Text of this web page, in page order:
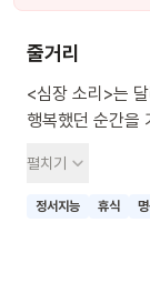
줄거리
<심장 소리>는
행복했던 순간을
그 소리는 아이에
해줘요. 이 책은
펼치기
정서지능 휴식